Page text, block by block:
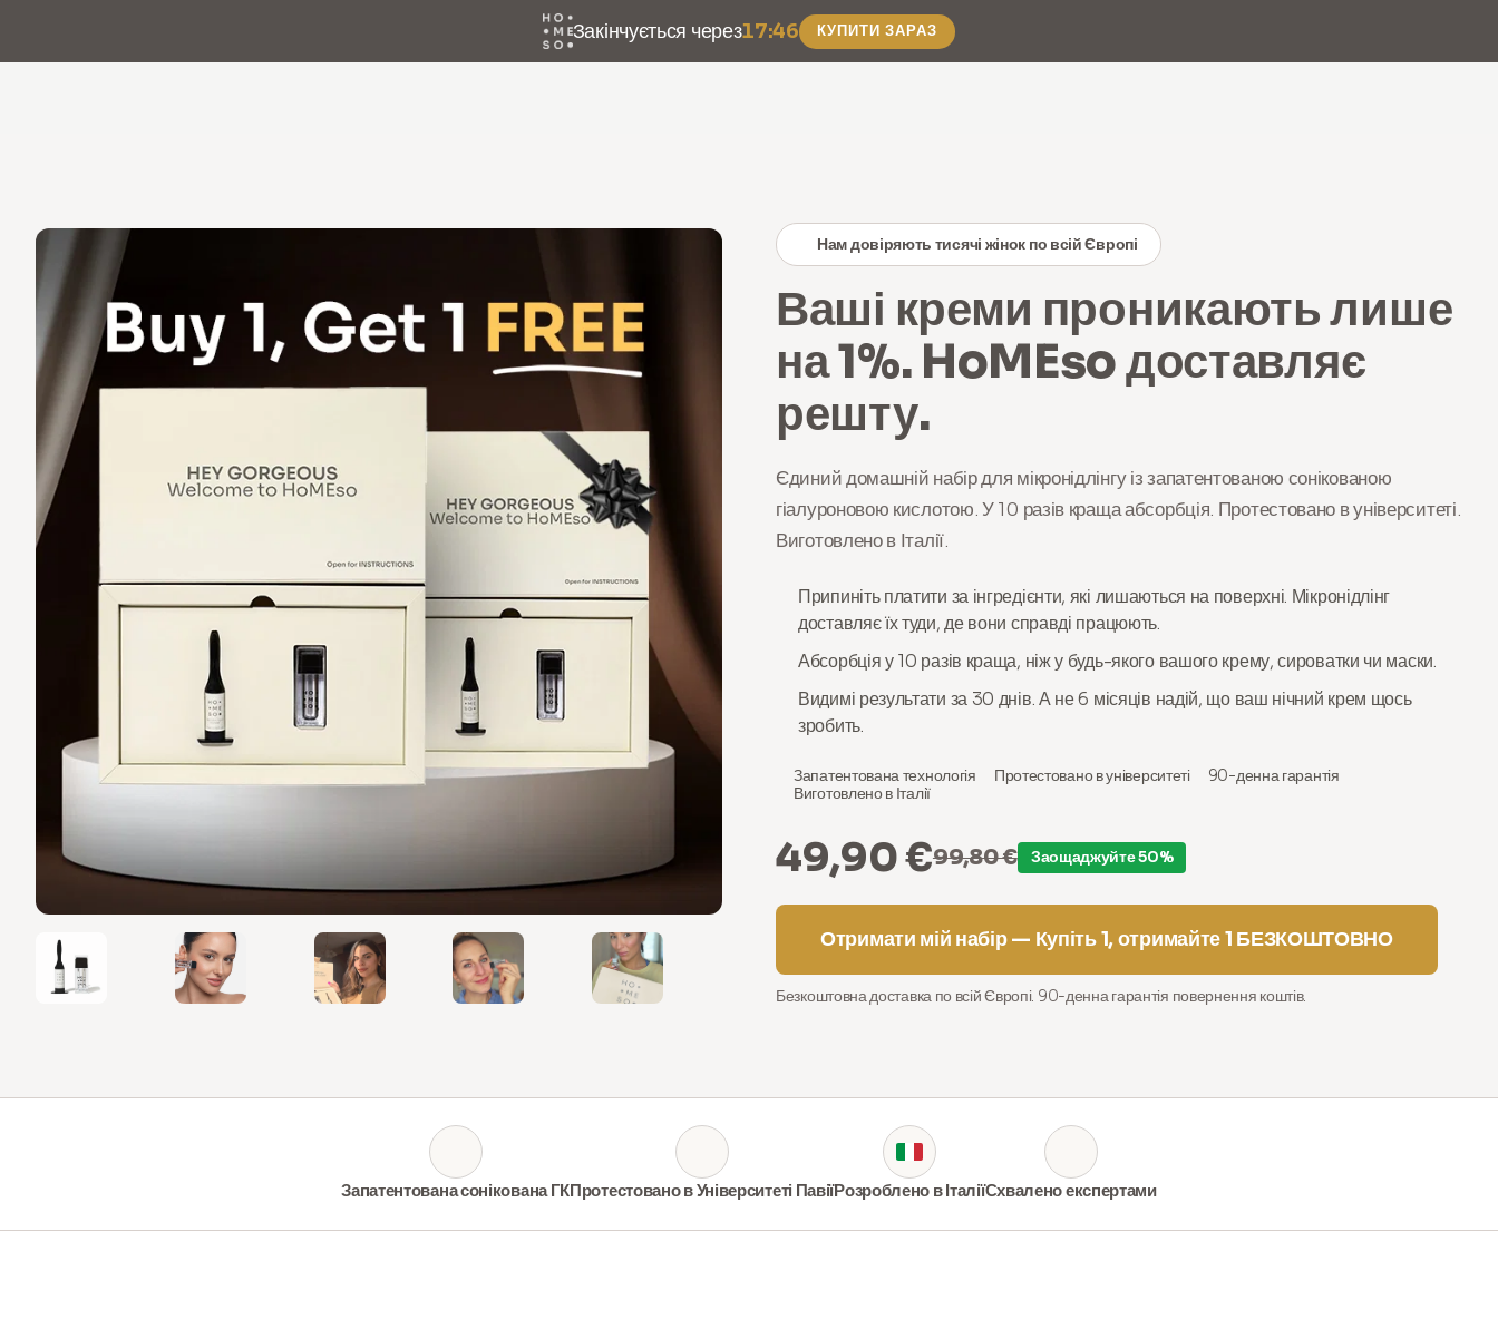
Мезотерапія – наука і переваги
theOnehydrocollagen
Про нас
Закінчується через17:46 КУПИТИ ЗАРАЗ
Нам довіряють тисячі жінок по всій Європі
Ваші креми проникають лише
на 1%. HoMEso доставляє
решту.
Єдиний домашній набір для мікронідлінгу із запатентованою сонікованою
гіалуроновою кислотою. У 10 разів краща абсорбція. Протестовано в університеті.
Виготовлено в Італії.
Припиніть платити за інгредієнти, які лишаються на поверхні. Мікронідлінг
доставляє їх туди, де вони справді працюють.
Абсорбція у 10 разів краща, ніж у будь-якого вашого крему, сироватки чи маски.
Видимі результати за 30 днів. А не 6 місяців надій, що ваш нічний крем щось
зробить.
Запатентована технологія Протестовано в університеті
90-денна гарантія
Виготовлено в Італії
99,80 €
49,90 € Заощаджуйте 50%
Отримати мій набір — Купіть 1, отримайте 1 БЕЗКОШТОВНО
Безкоштовна доставка по всій Європі. 90-денна гарантія повернення коштів.
Запатентована сонікована ГКПротестовано в Університеті ПавіїРозроблено в ІталіїСхвалено експертами